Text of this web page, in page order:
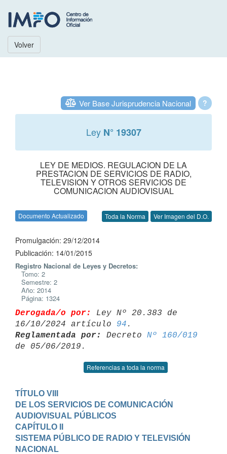
Volver
?
Ver Base Jurisprudencia Nacional
Ley N° 19307
LEY DE MEDIOS. REGULACION DE LA
PRESTACION DE SERVICIOS DE RADIO,
TELEVISION Y OTROS SERVICIOS DE
COMUNICACION AUDIOVISUAL
Documento Actualizado Toda la Norma Ver Imagen del D.O.
Promulgación: 29/12/2014
Publicación: 14/01/2015
Registro Nacional de Leyes y Decretos:
Tomo: 2
Semestre: 2
Año: 2014
Página: 1324
Derogada/o por:
Ley Nº 20.383 de
16/10/2024 artículo 94
Reglamentada por:
Decreto Nº 160/019
Referencias a toda la norma
TÍTULO VIII
DE LOS SERVICIOS DE COMUNICACIÓN
AUDIOVISUAL PÚBLICOS
CAPÍTULO II
SISTEMA PÚBLICO DE RADIO Y TELEVISIÓN
NACIONAL